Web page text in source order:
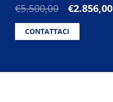
€5.500,00
Il
originale
era:
€2.856,00Il
CONTATTACI